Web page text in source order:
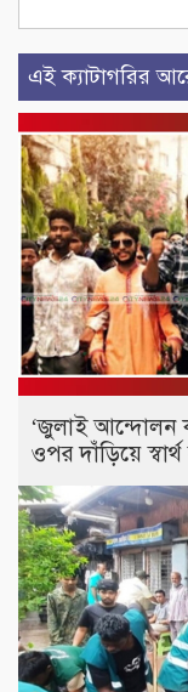
এই ক্যাটাগরির
‘জুলাই আন্দোলন
ওপর দাঁড়িয়ে